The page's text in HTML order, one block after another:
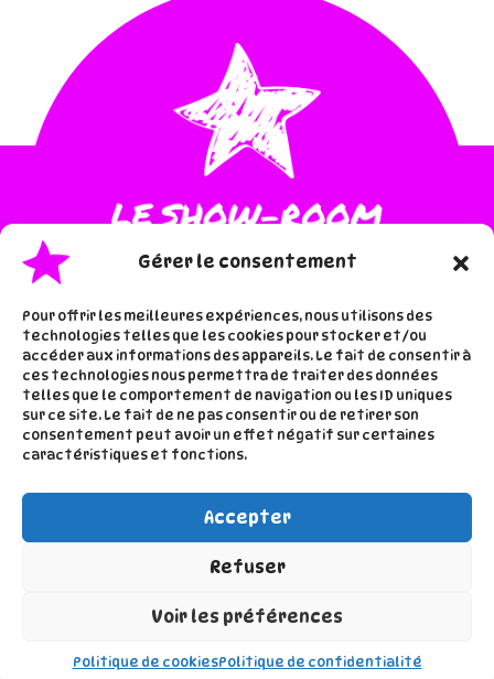
Gérer le consentement
Pour offrir les meilleures expériences, nous utilisons des
technologies telles que les cookies pour stocker et/ou
accéder aux informations des appareils. Le fait de consentir à
ces technologies nous permettra de traiter des données
telles que le comportement de navigation ou les ID uniques
sur ce site. Le fait de ne pas consentir ou de retirer son
consentement peut avoir un effet négatif sur certaines
caractéristiques et fonctions.
Accepter
Refuser
Voir les préférences
Politique de cookiesPolitique de confidentialité
Accueil · Les inspis de lala ·
À proros de lala
Politique de confidentialité
Copyright © 2026 Le show-room de lala